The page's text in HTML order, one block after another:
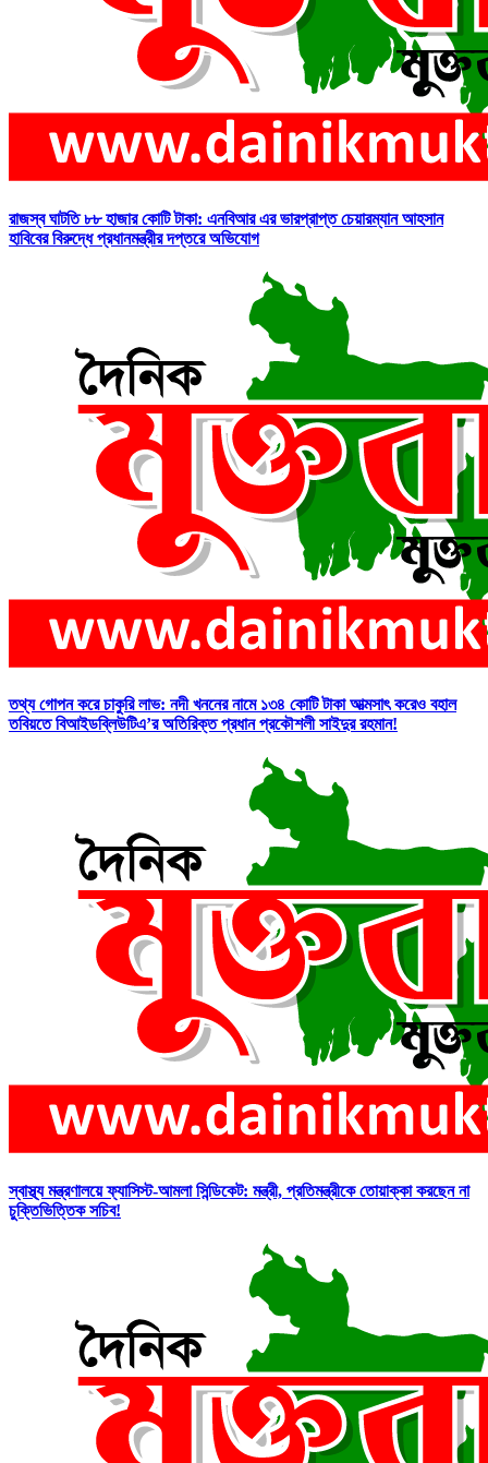
রাজস্ব ঘাটতি ৮৮ হাজার কোটি টাকা: এনবিআর এর ভারপ্রাপ্ত চেয়ারম্যান আহসান
হাবিবের বিরুদ্ধে প্রধানমন্ত্রীর দপ্তরে অভিযোগ
তথ্য গোপন করে চাকুরি লাভ: নদী খননের নামে ১৩৪ কোটি টাকা আত্মসাৎ করেও বহাল
তবিয়তে বিআইডব্লিউটিএ’র অতিরিক্ত প্রধান প্রকৌশলী সাইদুর রহমান!
স্বাস্থ্য মন্ত্রণালয়ে ফ্যাসিস্ট-আমলা সিন্ডিকেট: মন্ত্রী, প্রতিমন্ত্রীকে তোয়াক্কা করছেন না
চুক্তিভিত্তিক সচিব!